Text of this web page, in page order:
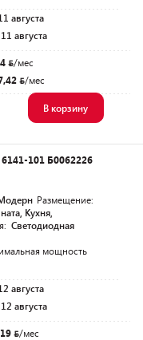
августа
августа
/мес
/мес
В корзину
101 Б0062226
Размещение:
Кухня,
Светодиодная
мощность
августа
августа
/мес